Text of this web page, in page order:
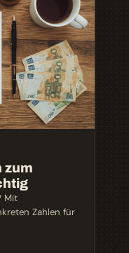
zum
Mit
Zahlen für